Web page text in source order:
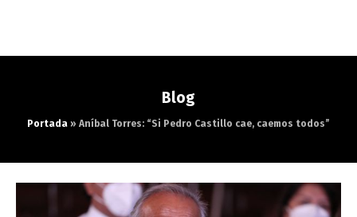
Blog
Portada » Aníbal Torres: “Si Pedro Castillo cae, caemos todos”